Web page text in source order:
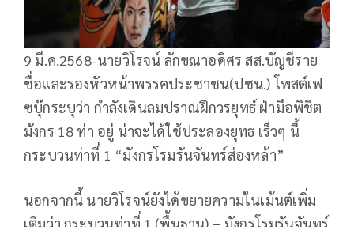
9 มี.ค.2568-นายวิโรจน์ ลักขณาอดิศร สส.บัญชีราย
ชื่อและรองหัวหน้าพรรคประชาชน(ปชน.) โพสต์เฟ
ซบุ๊กระบุว่า กำลังเดินลมปราณฝึกวรยุทธ์ ฝ่ามือพิชิต
มังกร 18 ท่า อยู่ น่าจะได้ใช้ประลองยุทธ เร็วๆ นี้
กระบวนท่าที่ 1 “มังกรโรมรันจันทร์ส่องหล้า”
นอกจากนี้ นายวิโรจน์ยังได้ขยายความในเม้นต์เพิ่ม
เติมว่า กระบวนท่าที่ 1 (พื้นฐาน) = มังกรโรมรันจันทร์